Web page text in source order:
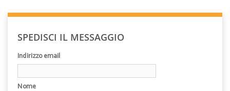
SPEDISCI IL MESSAGGIO
Indirizzo email
Nome